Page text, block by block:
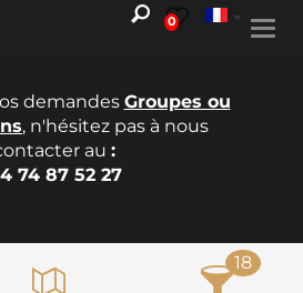
0
demandes Groupes ou
, n'hésitez pas à nous
au :
74 87 52 27
18